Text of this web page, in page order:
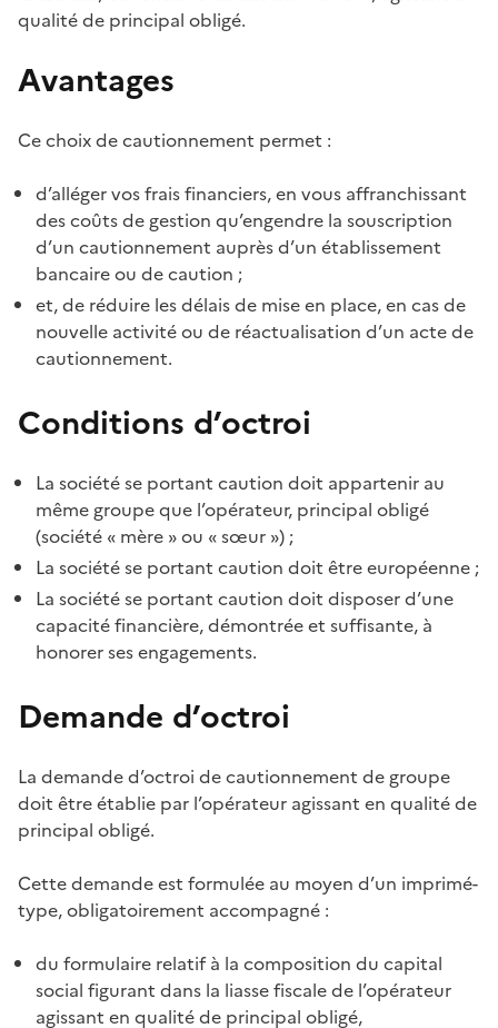
qualité de principal obligé.
Avantages
Ce choix de cautionnement permet :
d’alléger vos frais financiers, en vous affranchissant
des coûts de gestion qu’engendre la souscription
d’un cautionnement auprès d’un établissement
bancaire ou de caution ;
et, de réduire les délais de mise en place, en cas de
nouvelle activité ou de réactualisation d’un acte de
cautionnement.
Conditions d’octroi
La société se portant caution doit appartenir au
même groupe que l’opérateur, principal obligé
(société « mère » ou «sœur ») ;
La société se portant caution doit être européenne ;
La société se portant caution doit disposer d’une
capacité financière, démontrée et suffisante, à
honorer ses engagements.
Demande d’octroi
La demande d’octroi de cautionnement de groupe
doit être établie par l’opérateur agissant en qualité de
principal obligé.
Cette demande est formulée au moyen d’un imprimé-
type, obligatoirement accompagné :
du formulaire relatif à la composition du capital
social figurant dans la liasse fiscale de l’opérateur
agissant en qualité de principal obligé,